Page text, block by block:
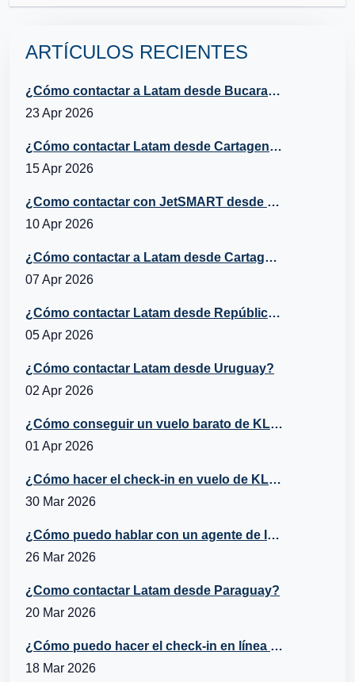
ARTÍCULOS RECIENTES
¿Cómo contactar a Latam desde Bucaramanga?
23 Apr 2026
¿Cómo contactar Latam desde Cartagena?
15 Apr 2026
¿Como contactar con JetSMART desde Cartagena, Chile?
10 Apr 2026
¿Cómo contactar a Latam desde Cartagena, República Dominicana?
07 Apr 2026
¿Cómo contactar Latam desde República Dominicana?
05 Apr 2026
¿Cómo contactar Latam desde Uruguay?
02 Apr 2026
¿Cómo conseguir un vuelo barato de KLM a España?
01 Apr 2026
¿Cómo hacer el check-in en vuelo de KLM?
30 Mar 2026
¿Cómo puedo hablar con un agente de Iberia desde Belice?
26 Mar 2026
¿Como contactar Latam desde Paraguay?
20 Mar 2026
¿Cómo puedo hacer el check-in en línea con Turkish Airlines?
18 Mar 2026